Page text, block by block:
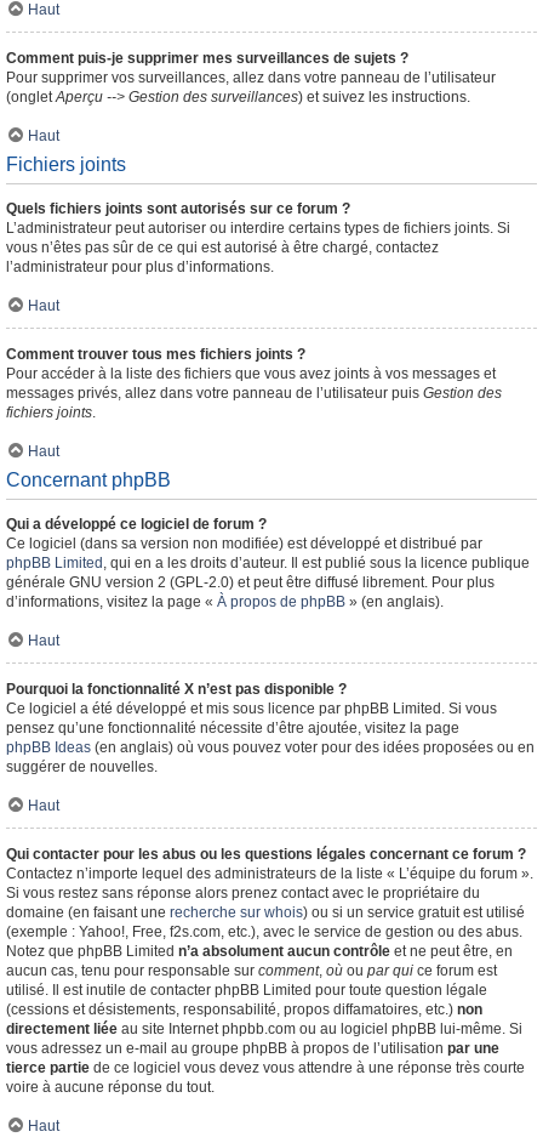
Haut
Comment puis-je supprimer mes surveillances de sujets ?
Pour supprimer vos surveillances, allez dans votre panneau de l’utilisateur
(ongletAperçu --> Gestion des surveillances) et suivez les instructions.
Haut
Fichiers joints
Quels fichiers joints sont autorisés sur ce forum ?
L’administrateur peut autoriser ou interdire certains types de fichiers joints. Si
vous n’êtes pas sûr de ce qui est autorisé à être chargé, contactez
l’administrateur pour plus d’informations.
Haut
Comment trouver tous mes fichiers joints ?
Pour accéder à la liste des fichiers que vous avez joints à vos messages et
messages privés, allez dans votre panneau de l’utilisateur puis Gestion des
fichiers joints.
Haut
Concernant phpBB
Qui a développé ce logiciel de forum ?
Ce logiciel (dans sa version non modifiée) est développé et distribué par
phpBB Limited , qui en a les droits d’auteur. Il est publié sous la licence publique
générale GNU version 2 (GPL-2.0) et peut être diffusé librement. Pour plus
d’informations, visitez la page « À propos de phpBB » (en anglais).
Haut
Pourquoi la fonctionnalité X n’est pas disponible ?
Ce logiciel a été développé et mis sous licence par phpBB Limited. Si vous
pensez qu’une fonctionnalité nécessite d’être ajoutée, visitez la page
phpBB Ideas (en anglais) où vous pouvez voter pour des idées proposées ou en
suggérer de nouvelles.
Haut
Qui contacter pour les abus ou les questions légales concernant ce forum ?
Contactez n’importe lequel des administrateurs de la liste « L’équipe du forum ».
Si vous restez sans réponse alors prenez contact avec le propriétaire du
domaine (en faisant une recherche sur whois) ou si un service gratuit est utilisé
(exemple : Yahoo!, Free, f2s.com, etc.), avec le service de gestion ou des abus.
Notez que phpBB Limited n’a absolument aucun contrôle et ne peut être, en
aucun cas, tenu pour responsable sur comment, où ou par qui ce forum est
utilisé. Il est inutile de contacter phpBB Limited pour toute question légale
(cessions et désistements, responsabilité, propos diffamatoires, etc.) non
directement liée au site Internet phpbb.com ou au logiciel phpBB lui-même. Si
vous adressez un e-mail au groupe phpBB à propos de l’utilisation par une
tierce partie de ce logiciel vous devez vous attendre à une réponse très courte
voire à aucune réponse du tout.
Haut